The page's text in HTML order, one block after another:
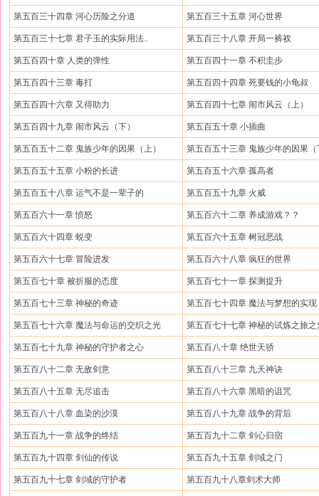
第五百三十四章 河心历险之分道 第五百三十五章 河心世界
第五百三十七章 君子玉的实际用法.. 第五百三十八章 开局一裤衩
第五百四十章 人类的弹性 第五百四十一章 不积圭步
第五百四十三章 毒打 第五百四十四章 死要钱的小龟叔
第五百四十六章 又得助力 第五百四十七章 闹市风云（上）
第五百四十九章 闹市风云（下） 第五百五十章 小插曲
第五百五十二章 鬼族少年的因果（上） 第五百五十三章 鬼族少年的因果（
第五百五十五章 小粉的长进 第五百五十六章 孤高者
第五百五十八章 运气不是一辈子的 第五百五十九章 火威
第五百六十一章 愤怒 第五百六十二章 养成游戏？？
第五百六十四章 蜕变 第五百六十五章 树冠恶战
第五百六十七章 冒险进发 第五百六十八章 疯狂的世界
第五百七十章 被折服的态度 第五百七十一章 探测提升
第五百七十三章 神秘的奇迹 第五百七十四章 魔法与梦想的实现
第五百七十六章 魔法与命运的交织之光 第五百七十七章 神秘的试炼之旅之
第五百七十九章 神秘的守护者之心 第五百八十章 绝世天骄
第五百八十二章 无敌剑意 第五百八十三章 九天神诀
第五百八十五章 无尽追击 第五百八十六章 黑暗的诅咒
第五百八十八章 血染的沙漠 第五百八十九章 战争的背后
第五百九十一章 战争的终结 第五百九十二章 剑心归宿
第五百九十四章 剑仙的传说 第五百九十五章 剑域之门
第五百九十七章 剑域的守护者 第五百九十八章剑术大师